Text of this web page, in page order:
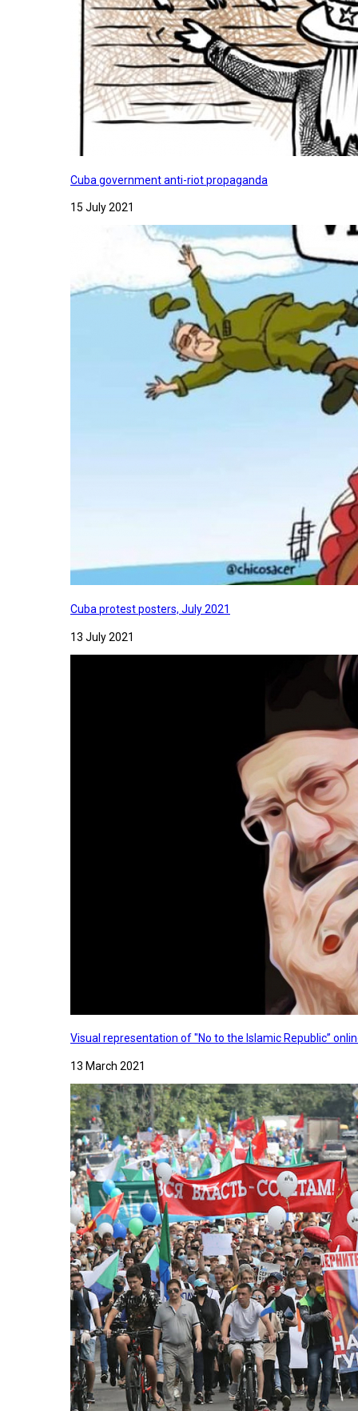
Cuba government anti-riot propaganda
15 July 2021
Cuba protest posters, July 2021
13 July 2021
Visual representation of "No to the Islamic Republic”
13 March 2021